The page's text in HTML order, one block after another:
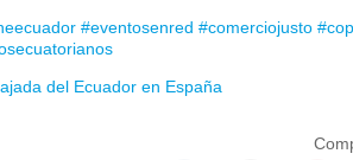
#eventosenred #comerciojusto
del Ecuador en España